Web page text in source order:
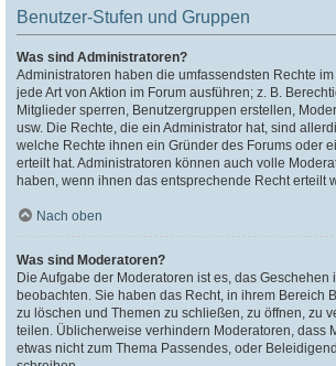
Benutzer-Stufen und Gruppen
Was sind Administratoren?
Administratoren haben die umfassendsten Rechte
jede Art von Aktion im Forum ausführen; z. B.
Mitglieder sperren, Benutzergruppen erstellen,
usw. Die Rechte, die ein Administrator hat, sind
welche Rechte ihnen ein Gründer des Forums oder
erteilt hat. Administratoren können auch volle
haben, wenn ihnen das entsprechende Recht erteilt
Nach oben
Was sind Moderatoren?
Die Aufgabe der Moderatoren ist es, das Geschehen
beobachten. Sie haben das Recht, in ihrem Bereich
zu löschen und Themen zu schließen, zu öffnen, zu
teilen. Üblicherweise verhindern Moderatoren, dass
etwas nicht zum Thema Passendes, oder